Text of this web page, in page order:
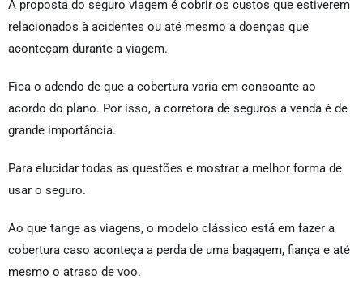
A proposta do seguro viagem é cobrir os custos que estiverem
relacionados à acidentes ou até mesmo a doenças que
aconteçam durante a viagem.
Fica o adendo de que a cobertura varia em consoante ao
acordo do plano. Por isso, a corretora de seguros a venda é de
grande importância.
Para elucidar todas as questões e mostrar a melhor forma de
usar o seguro.
Ao que tange as viagens, o modelo clássico está em fazer a
cobertura caso aconteça a perda de uma bagagem, fiança e até
mesmo o atraso de voo.